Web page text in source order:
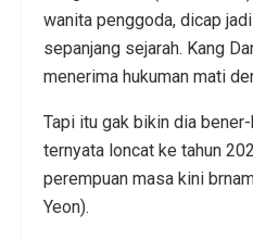
wanita penggoda, dicap
sepanjang sejarah. Kang
menerima hukuman mati
Tapi itu gak bikin dia
ternyata loncat ke tahun
perempuan masa kini
Yeon).